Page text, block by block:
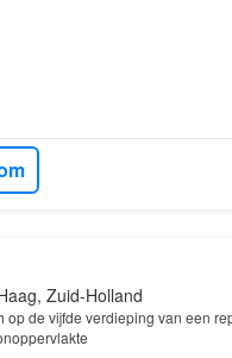
Zuid-Holland
op de vijfde verdieping van een